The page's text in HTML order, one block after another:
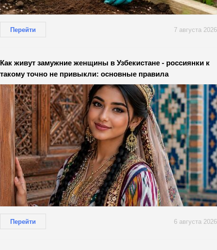
Перейти 7 августа 2026
Как живут замужние женщины в Узбекистане - россиянки к
такому точно не привыкли: основные правила
Перейти 6 августа 2026